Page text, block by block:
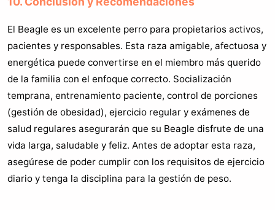
El Beagle es un excelente perro para propietarios activos,
pacientes y responsables. Esta raza amigable, afectuosa y
energética puede convertirse en el miembro más querido
de la familia con el enfoque correcto. Socialización
temprana, entrenamiento paciente, control de porciones
(gestión de obesidad), ejercicio regular y exámenes de
salud regulares asegurarán que su Beagle disfrute de una
vida larga, saludable y feliz. Antes de adoptar esta raza,
asegúrese de poder cumplir con los requisitos de ejercicio
diario y tenga la disciplina para la gestión de peso.